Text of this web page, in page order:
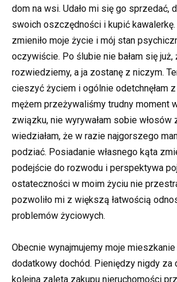
dom na wsi. Udało mi się go sprzedać,
swoich oszczędności i kupić kawalerkę.
zmieniło moje życie i mój stan
oczywiście. Po ślubie nie bałam się już,
rozwiedziemy, a ja zostanę z niczym.
cieszyć życiem i ogólnie odetchnęłam
mężem przeżywaliśmy trudny moment
związku, nie wyrywałam sobie włosów
wiedziałam, że w razie najgorszego
podziać. Posiadanie własnego kąta
podejście do rozwodu i perspektywa
ostateczności w moim życiu nie
pozwoliło mi z większą łatwością
problemów życiowych.
Obecnie wynajmujemy moje
dodatkowy dochód. Pieniędzy nigdy za
kolejna zaleta zakupu nieruchomości